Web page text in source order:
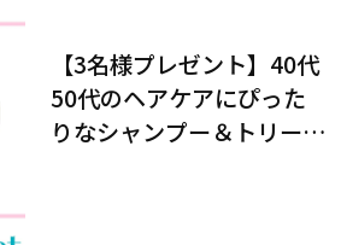
【3名様プレゼント】40代
50代のヘアケアにぴった
りなシャンプー＆トリート